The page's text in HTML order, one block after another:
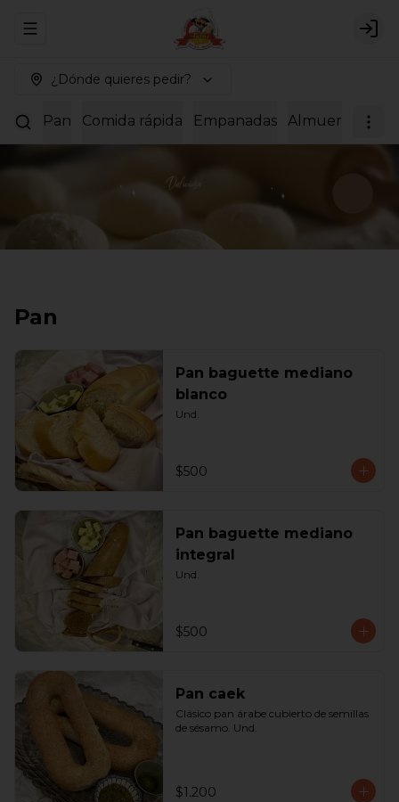
Abrir menu de navegación
¿Dónde quieres pedir?
Pan Comida rápida Empanadas Almuerzos
Pan
Pan baguette mediano
blanco
Und.
$500
Pan baguette mediano
integral
Und.
$500
Pan caek
Clásico pan árabe cubierto de semillas
de sésamo. Und.
$1.200